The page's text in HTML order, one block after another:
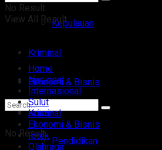
Kepulauan
Kriminal
Ekonomi & Bisnis
Iptek
Pendidikan
No Result
View All Result
No Result
Home
Nasional
Internasional
Sulut
Kriminal
Ekonomi & Bisnis
Iptek
Olahraga